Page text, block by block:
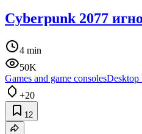
Cyberpunk 2077
4 min
50K
Games and game consolesDesktop
+20
12